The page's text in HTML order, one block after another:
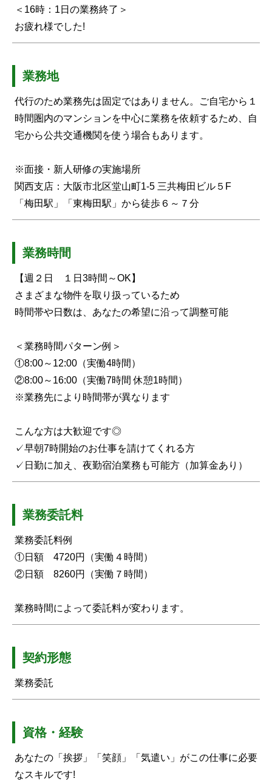
＜16時：1日の業務終了＞
お疲れ様でした!
業務地
代行のため業務先は固定ではありません。ご自宅から１
時間圏内のマンションを中心に業務を依頼するため、自
宅から公共交通機関を使う場合もあります。
※面接・新人研修の実施場所
関西支店：大阪市北区堂山町1-5 三共梅田ビル５F
「梅田駅」「東梅田駅」から徒歩６～７分
業務時間
【週２日 １日3時間～OK】
さまざまな物件を取り扱っているため
時間帯や日数は、あなたの希望に沿って調整可能
＜業務時間パターン例＞
①8:00～12:00（実働4時間）
②8:00～16:00（実働7時間 休憩1時間）
※業務先により時間帯が異なります
こんな方は大歓迎です◎
✓早朝7時開始のお仕事を請けてくれる方
✓日勤に加え、夜勤宿泊業務も可能方（加算金あり）
業務委託料
業務委託料例
①日額 4720円（実働４時間）
②日額 8260円（実働７時間）
業務時間によって委託料が変わります。
契約形態
業務委託
資格・経験
あなたの「挨拶」「笑顔」「気遣い」がこの仕事に必要
なスキルです!